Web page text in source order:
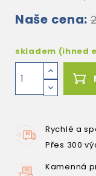
Naše cena:
skladem (ihned
Rychlé a
Přes 300
Kamenná